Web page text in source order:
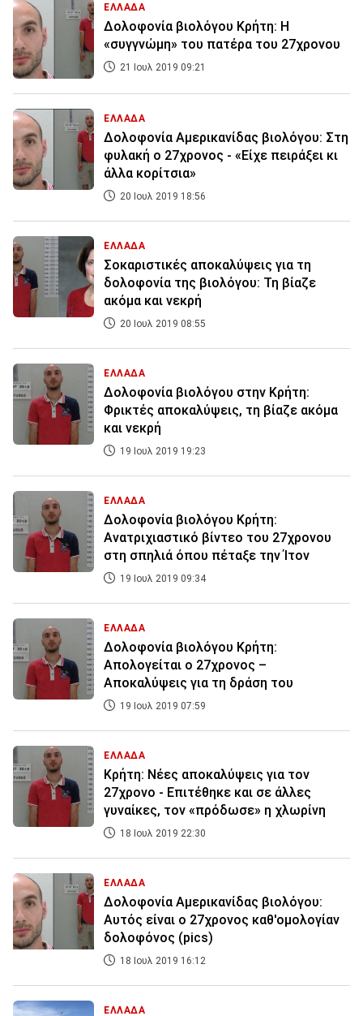
ΕΛΛΑΔΑ
Δολοφονία βιολόγου Κρήτη: Η
«συγγνώμη» του πατέρα του 27χρονου
21 Ιουλ 2019 09:21
ΕΛΛΑΔΑ
Δολοφονία Αμερικανίδας βιολόγου: Στη
φυλακή ο 27χρονος - «Είχε πειράξει κι
άλλα κορίτσια»
20 Ιουλ 2019 18:56
ΕΛΛΑΔΑ
Σοκαριστικές αποκαλύψεις για τη
δολοφονία της βιολόγου: Τη βίαζε
ακόμα και νεκρή
20 Ιουλ 2019 08:55
ΕΛΛΑΔΑ
Δολοφονία βιολόγου στην Κρήτη:
Φρικτές αποκαλύψεις, τη βίαζε ακόμα
και νεκρή
19 Ιουλ 2019 19:23
ΕΛΛΑΔΑ
Δολοφονία βιολόγου Κρήτη:
Ανατριχιαστικό βίντεο του 27χρονου
στη σπηλιά όπου πέταξε την Ίτον
19 Ιουλ 2019 09:34
ΕΛΛΑΔΑ
Δολοφονία βιολόγου Κρήτη:
Απολογείται ο 27χρονος –
Αποκαλύψεις για τη δράση του
19 Ιουλ 2019 07:59
ΕΛΛΑΔΑ
Κρήτη: Νέες αποκαλύψεις για τον
27χρονο - Επιτέθηκε και σε άλλες
γυναίκες, τον «πρόδωσε» η χλωρίνη
18 Ιουλ 2019 22:30
ΕΛΛΑΔΑ
Δολοφονία Αμερικανίδας βιολόγου:
Αυτός είναι ο 27χρονος καθ'ομολογίαν
δολοφόνος (pics)
18 Ιουλ 2019 16:12
ΕΛΛΑΔΑ